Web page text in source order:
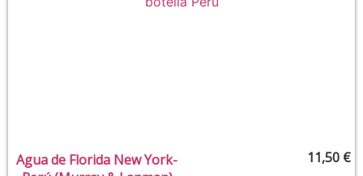
Agua de Florida New York-
11,50 €